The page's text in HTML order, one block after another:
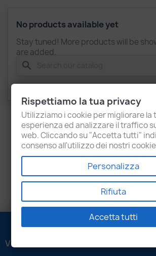
No products available yet
Stay tuned! More products will be
are added.
search
VENEZIANI LUIGI SRL
Rispettiamo la tua privacy
Utilizziamo i cookie per migliorare la
esperienza ed analizzare il traffico
web. Cliccando su "Accetta tutti"
consenso all'utilizzo dei nostri
Personalizza
Rifiuta
Accetta tutti